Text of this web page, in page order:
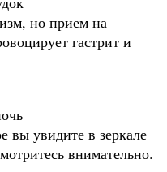
но прием на
гастрит и
вы увидите в зеркале
внимательно.